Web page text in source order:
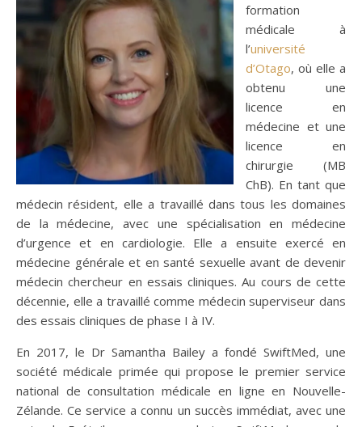
formation
médicale à
l’université
d’Otago, où elle a
obtenu une
licence en
médecine et une
licence en
chirurgie (MB
ChB). En tant que
médecin résident, elle a travaillé dans tous les domaines
de la médecine, avec une spécialisation en médecine
d’urgence et en cardiologie. Elle a ensuite exercé en
médecine générale et en santé sexuelle avant de devenir
médecin chercheur en essais cliniques. Au cours de cette
décennie, elle a travaillé comme médecin superviseur dans
des essais cliniques de phase I à IV.
En 2017, le Dr Samantha Bailey a fondé SwiftMed, une
société médicale primée qui propose le premier service
national de consultation médicale en ligne en Nouvelle-
Zélande. Ce service a connu un succès immédiat, avec une